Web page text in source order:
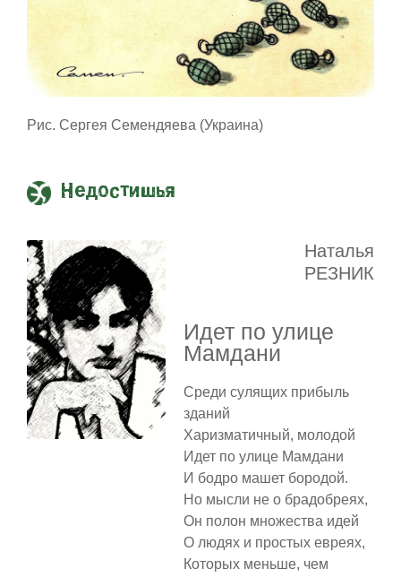
Рис. Сергея Семендяева (Украина)
Недостишья
Наталья
РЕЗНИК
Идет по улице
Мамдани
Среди сулящих прибыль
зданий
Харизматичный, молодой
Идет по улице Мамдани
И бодро машет бородой.
Но мысли не о брадобреях,
Он полон множества идей
О людях и простых евреях,
Которых меньше, чем